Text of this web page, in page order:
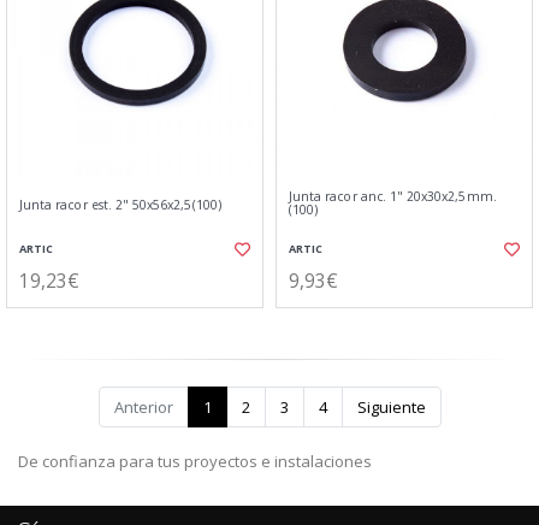
Junta racor est. 2" 50x56x2,5(100)
ARTIC
19,23€
Junta racor anc. 1" 20x30x2,5mm.
(100)
ARTIC
9,93€
Anterior 1 2 3 4 Siguiente
De confianza para tus proyectos e instalaciones